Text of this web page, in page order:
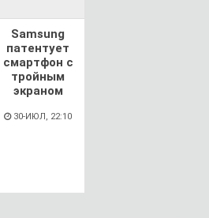
Samsung
патентует
смартфон с
тройным
экраном
30-ИЮЛ, 22:10